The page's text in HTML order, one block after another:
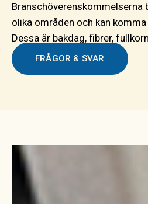
Branschöverenskommelserna
olika områden och kan
Dessa är bakdag, fibrer,
FRÅGOR & SVAR